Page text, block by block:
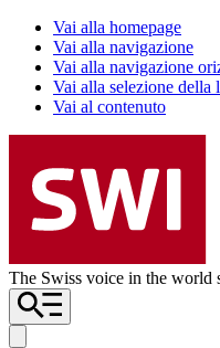
Vai alla homepage
Vai alla navigazione
Vai alla navigazione
Vai alla selezione della
Vai al contenuto
The Swiss voice in the world